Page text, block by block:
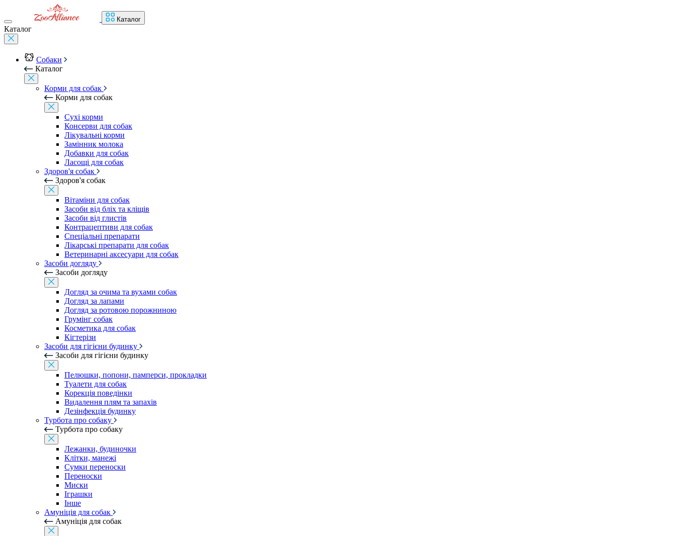
Каталог
Каталог
Собаки
Каталог
Корми для собак
Корми для собак
Сухі корми
Консерви для собак
Лікувальні корми
Замінник молока
Добавки для собак
Ласощі для собак
Здоров'я собак
Здоров'я собак
Вітаміни для собак
Засоби від бліх та кліщів
Засоби від глистів
Контрацептиви для собак
Спеціальні препарати
Лікарські препарати для собак
Ветеринарні аксесуари для собак
Засоби догляду
Засоби догляду
Догляд за очима та вухами собак
Догляд за лапами
Догляд за ротовою порожниною
Грумінг собак
Косметика для собак
Кігтерізи
Засоби для гігієни будинку
Засоби для гігієни будинку
Пелюшки, попони, памперси, прокладки
Туалети для собак
Корекція поведінки
Видалення плям та запахів
Дезінфекція будинку
Турбота про собаку
Турбота про собаку
Лежанки, будиночки
Клітки, манежі
Сумки переноски
Переноски
Миски
Іграшки
Інше
Амуніція для собак
Амуніція для собак